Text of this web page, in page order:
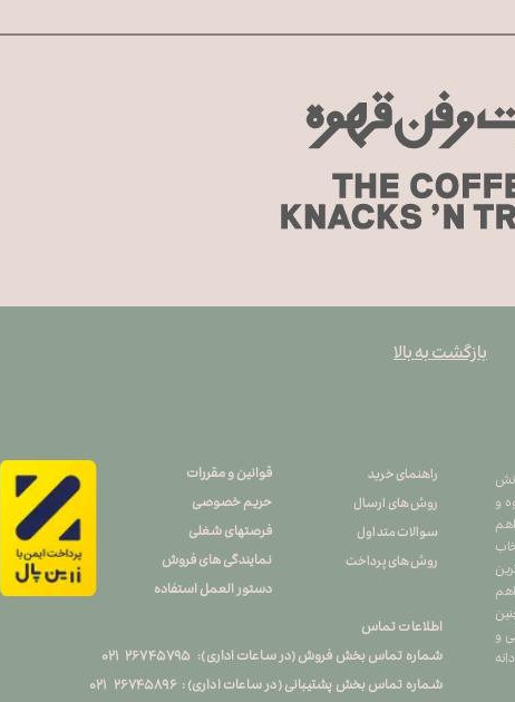
و
و
راهنمای خرید
روش های ارسال
سوالات متداول
روش های پرداخت
قوانین و مقررات
حریم خصوصی
فرصتهای شغلی
نمایندگی های فروش
دستور العمل استفاده
اطلاعات تماس
شماره تماس بخش فروش (در ساعات اداری): ۲۶۷۴۵۷۹۵ ۰۲۱
شماره تماس بخش پشتیبانی (در ساعات اداری) : ۲۶۷۴۵۸۹۶ ۰۲۱
بازگشت به بالا